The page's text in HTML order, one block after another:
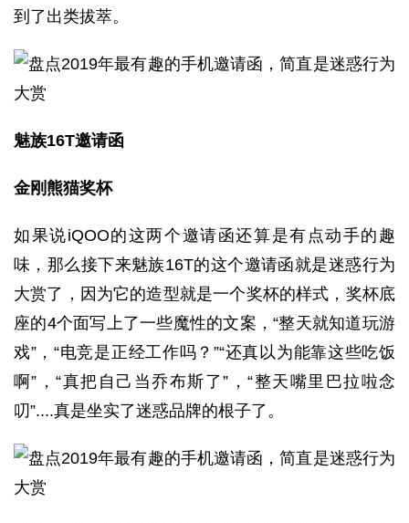
到了出类拔萃。
魅族16T邀请函
金刚熊猫奖杯
如果说iQOO的这两个邀请函还算是有点动手的趣
味，那么接下来魅族16T的这个邀请函就是迷惑行为
大赏了，因为它的造型就是一个奖杯的样式，奖杯底
座的4个面写上了一些魔性的文案，“整天就知道玩游
戏”，“电竞是正经工作吗？”“还真以为能靠这些吃饭
啊”，“真把自己当乔布斯了”，“整天嘴里巴拉啦念
叨”....真是坐实了迷惑品牌的根子了。